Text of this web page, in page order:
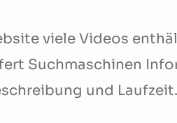
viele Videos
Suchmaschinen
und Laufzeit.